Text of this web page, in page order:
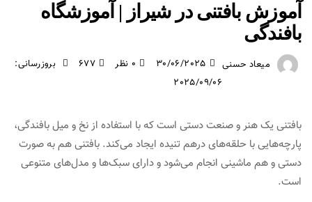
آموزش بافتنی در شیراز | آموزشگاه
بافندگی
میعاد حسنی 30/06/2025 0 نظر 677
بروزرسانی:
2025/09/06
بافتنی یک هنر و صنعت دستی است که با استفاده از نخ و میل بافندگی،
پارچه‌هایی با حلقه‌های درهم تنیده ایجاد می‌کند. بافتنی هم به صورت
دستی و هم ماشینی انجام می‌شود و دارای سبک‌ها و مدل‌های متنوعی
است.